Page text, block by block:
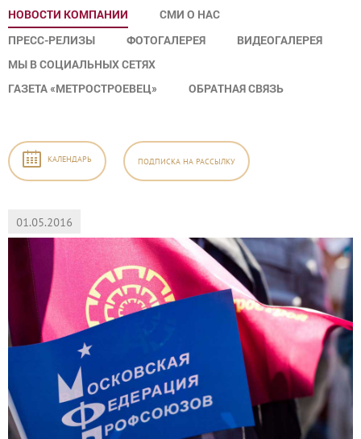
НОВОСТИ КОМПАНИИ
СМИ О НАС
ПРЕСС-РЕЛИЗЫ
ФОТОГАЛЕРЕЯ
ВИДЕОГАЛЕРЕЯ
МЫ В СОЦИАЛЬНЫХ СЕТЯХ
ГАЗЕТА «МЕТРОСТРОЕВЕЦ»
ОБРАТНАЯ СВЯЗЬ
КАЛЕНДАРЬ ПОДПИСКА НА РАССЫЛКУ
01.05.2016